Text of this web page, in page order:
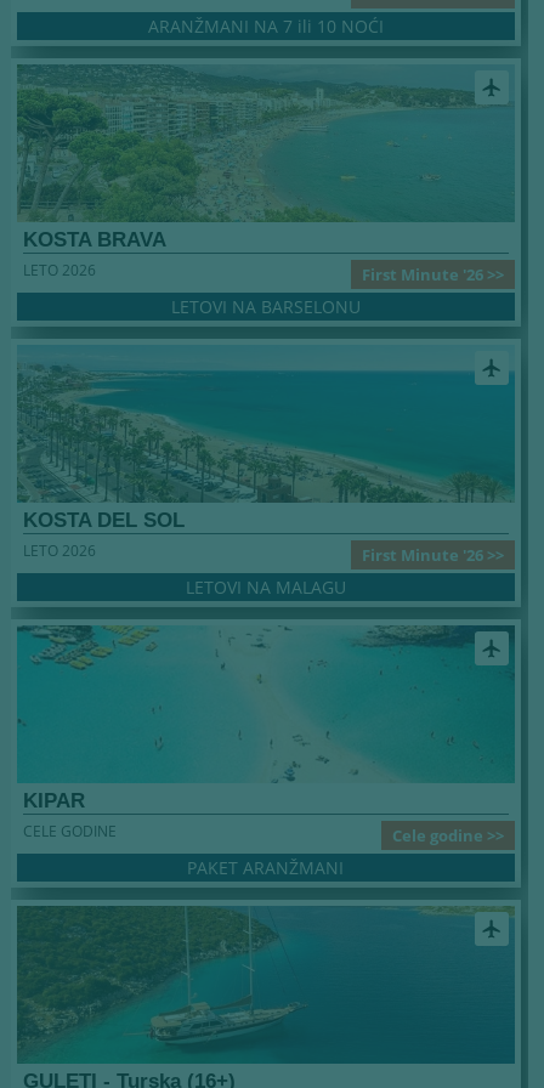
ARANŽMANI NA 7 ili 10 NOĆI
airplanemode_active
KOSTA BRAVA
First Minute '26 >>
LETO 2026
LETOVI NA BARSELONU
airplanemode_active
KOSTA DEL SOL
First Minute '26 >>
LETO 2026
LETOVI NA MALAGU
airplanemode_active
KIPAR
Cele godine >>
CELE GODINE
PAKET ARANŽMANI
airplanemode_active
GULETI - Turska (16+)